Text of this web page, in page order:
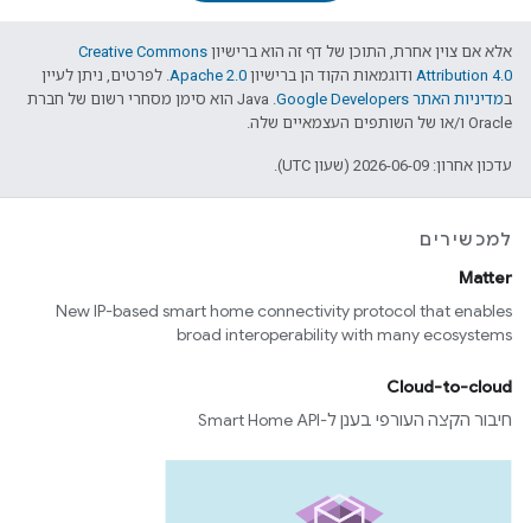
אלא אם צוין אחרת, התוכן של דף זה הוא ברישיון Creative Commons
Attribution 4.0 ודוגמאות הקוד הן ברישיון Apache 2.0. לפרטים, ניתן לעיין
במדיניות האתר Google Developers‏
.‏ Java הוא סימן מסחרי רשום של חברת
Oracle ו/או של השותפים העצמאיים שלה.
עדכון אחרון: 2026-06-09 (שעון UTC).
למכשירים
Matter
New IP-based smart home connectivity protocol that enables
broad interoperability with many ecosystems
Cloud-to-cloud
חיבור הקצה העורפי בענן ל-Smart Home API